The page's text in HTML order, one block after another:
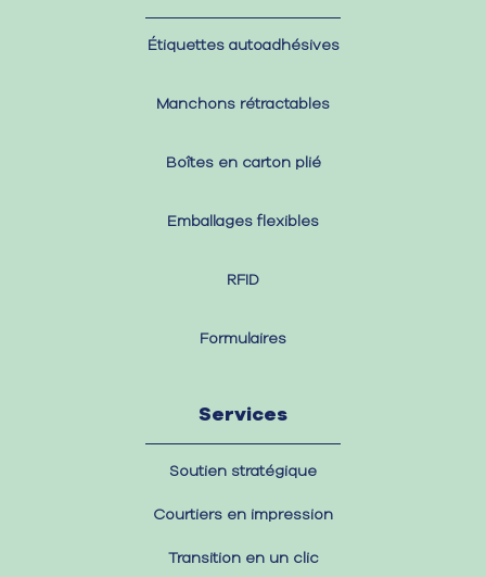
Étiquettes autoadhésives
Manchons rétractables
Boîtes en carton plié
Emballages flexibles
RFID
Formulaires
Services
Soutien stratégique
Courtiers en impression
Transition en un clic